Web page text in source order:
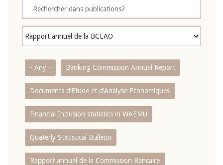
- Any - Banking Commission Annual Report
Documents d’Etude et d’Analyse Economiques
Financial Inclusion statistics in WAEMU
Quaterly Statistical Bulletin
Rapport annuel de la Commission Bancaire